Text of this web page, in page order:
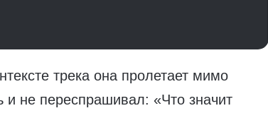
трека она пролетает мимо
и не переспрашивал: «Что значит